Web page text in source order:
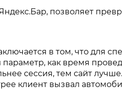
позволяет
в том, что для
как время
сессия, тем сайт
клиент вызвал